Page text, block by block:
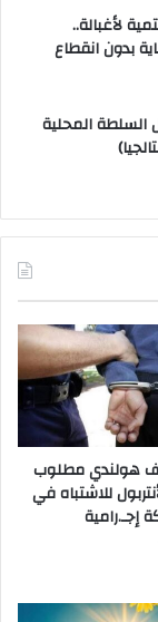
لأغبالة..
بدون انقطاع
السلطة المحلية
هولندي مطلوب
للاشتباه في
إجـ.رامية